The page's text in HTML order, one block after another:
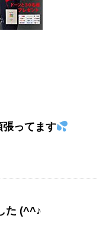
張ってます
た (^^♪